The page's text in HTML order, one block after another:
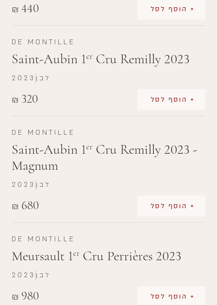
₪ 440 + הוסף לסל
DE MONTILLE
Saint-Aubin 1er Cru Remilly 2023
₪ 320 + הוסף לסל
2023 לבן
DE MONTILLE
Saint-Aubin 1er Cru Remilly 2023 -
Magnum
₪ 680 + הוסף לסל
2023 לבן
DE MONTILLE
Meursault 1er Cru Perrières 2023
₪ 980 + הוסף לסל
2023 לבן